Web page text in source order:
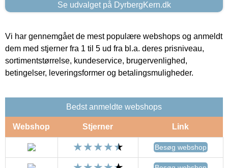
Se udvalget på DyrbergKern.dk
Vi har gennemgået de mest populære webshops og anmeldt
dem med stjerner fra 1 til 5 ud fra bl.a. deres prisniveau,
sortimentstørrelse, kundeservice, brugervenlighed,
betingelser, leveringsformer og betalingsmuligheder.
Bedst anmeldte webshops
Webshop Stjerner Link
Besøg webshop